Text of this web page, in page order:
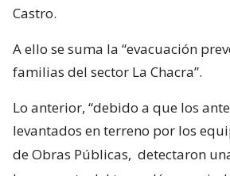
Castro.
A ello se suma la “evacuación
familias del sector La Chacra”.
Lo anterior, “debido a que los
levantados en terreno por los
de Obras Públicas, detectaron